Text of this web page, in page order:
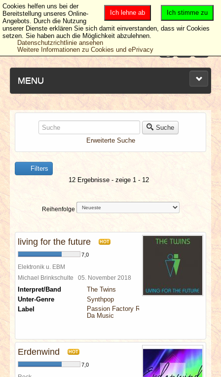
MENU
NEUESTE ARTIKEL
NEWS & DATES
BERICHTE
VERLOSUNGEN
SPECIALS
REDAKTION
LINKS
Suche
Erweiterte Suche
Filters
12 Ergebnisse - zeige 1 - 12
Reihenfolge
living for the future HOT
7,0
Elektronik u. EBM
Michael Brinkschulte 05. November 2018
Interpret/Band
The Twins
Unter-Genre
Synthpop
Label
Passion Factory Records
Da Music
Erdenwind HOT
7,0
Ich stimme zu
Ich lehne ab
Cookies helfen uns bei der
Bereitstellung unseres Online-
Angebots. Durch die Nutzung
unserer Dienste erklären Sie sich damit einverstanden, dass wir Cookies
setzen. Sie haben auch die Möglichkeit abzulehnen.
Datenschutzrichtlinie ansehen
Weitere Informationen zu Cookies und ePrivacy